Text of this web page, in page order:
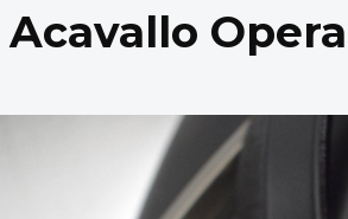
Opera